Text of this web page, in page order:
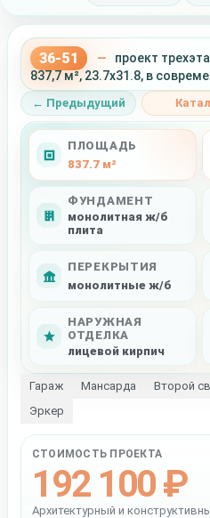
36-51 —
проект
837,7 м², 23.7x31.8, в
← Предыдущий
ПЛОЩАДЬ
837.7 м²
ФУНДАМЕНТ
монолитная ж/б
плита
ПЕРЕКРЫТИЯ
монолитные ж/б
НАРУЖНАЯ
ОТДЕЛКА
лицевой кирпич
Гараж Мансарда Второй
Эркер
СТОИМОСТЬ ПРОЕКТА
192 100 ₽
Архитектурный и